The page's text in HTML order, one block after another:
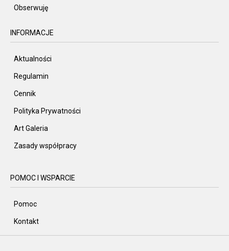
Obserwuję
INFORMACJE
Aktualności
Regulamin
Cennik
Polityka Prywatności
Art Galeria
Zasady współpracy
POMOC I WSPARCIE
Pomoc
Kontakt